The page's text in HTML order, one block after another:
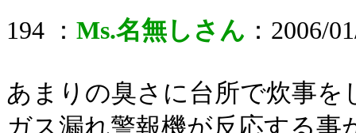
194 ： Ms.名無しさん ：2006/
あまりの臭さに台所で炊事を
ガス漏れ警報機が反応する事